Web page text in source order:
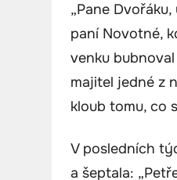
„Pane
paní Novotné,
venku
majitel jedné z
kloub tomu, co
V posledních
a šeptala: